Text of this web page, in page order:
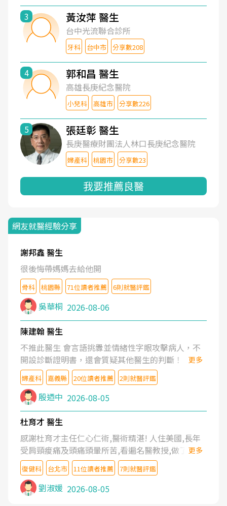
3 黃汝萍 醫生
台中光流聯合診所
牙科 台中市 分享數208
4 郭和昌 醫生
高雄長庚紀念醫院
小兒科 高雄市 分享數226
5 張廷彰 醫生
長庚醫療財團法人林口長庚紀念醫院
婦產科 桃園市 分享數23
我要推薦良醫
網友就醫經驗分享
謝邦鑫 醫生
很後悔帶媽媽去給他開
骨科 桃園縣 71位讀者推薦 6則就醫評鑑
吳華桐 2026-08-06
陳建翰 醫生
不推此醫生 會言語挑釁並情緒性字眼攻擊病人，不
開設診斷證明書，還會質疑其他醫生的判斷！
更多
婦產科 嘉義縣 20位讀者推薦 2則就醫評鑑
殷迺中 2026-08-05
杜育才 醫生
感謝杜育才主任仁心仁術,醫術精湛! 人住美國,長年
受肩頸痠痛及頭痛頭暈所苦,看遍名醫教授,做了各種
檢查,也嘗試過西醫打針,中醫針灸及物理徒手治療都
沒有用,後來連吃到嗎啡類止痛藥都效果有限,只是壓
症狀,沒多久就痛起來,多年失眠嚴重影響生活品質.
台灣親友介紹忠孝醫院杜育才主任是頸頭症候群專
更多
復健科 台北市 11位讀者推薦 7則就醫評鑑
劉淑媛 2026-08-05